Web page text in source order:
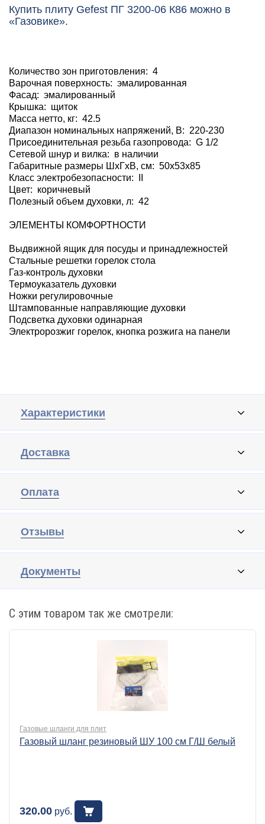
Купить плиту Gefest ПГ 3200-06 К86 можно в
«Газовике».
Количество зон приготовления: 4
Варочная поверхность: эмалированная
Фасад: эмалированный
Крышка: щиток
Масса нетто, кг: 42.5
Диапазон номинальных напряжений, В: 220-230
Присоединительная резьба газопровода: G 1/2
Сетевой шнур и вилка: в наличии
Габаритные размеры ШхГхВ, см: 50x53x85
Класс электробезопасности: II
Цвет: коричневый
Полезный объем духовки, л: 42
ЭЛЕМЕНТЫ КОМФОРТНОСТИ
Выдвижной ящик для посуды и принадлежностей
Стальные решетки горелок стола
Газ-контроль духовки
Термоуказатель духовки
Ножки регулировочные
Штампованные направляющие духовки
Подсветка духовки одинарная
Электророзжиг горелок, кнопка розжига на панели
Характеристики
Доставка
Оплата
Отзывы
Документы
С этим товаром так же смотрели:
Газовые шланги для плит
Газовый шланг резиновый ШУ 100 см Г/Ш белый
320.00 руб.